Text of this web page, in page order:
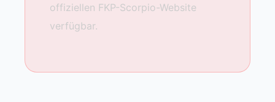
offiziellen FKP-Scorpio-Website
verfügbar.